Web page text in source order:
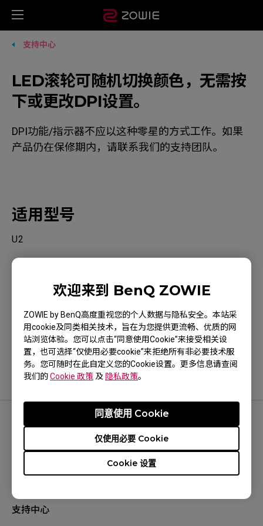
欢迎来到 BenQ ZOWIE
ZOWIE by BenQ高度重视您的个人数据与隐私安全。本站采
用cookie及同类相关技术，旨在为您提供更流畅、优质的网
站浏览体验。您可以点击“同意使用Cookie”来接受相关设
置，也可选择“仅使用必要cookie”来拒绝所有非必要技术服
务。您可随时在此自定义您的Cookie设置。更多信息请查阅
我们的Cookie 政策 及 隐私政策。
Cookie 设置
仅使用必要 Cookie
同意使用 Cookie
支持中心
LED滚轮可随机切换颜色，无需按
下或更改DPI设置。
DPI功能/指示器不应以这种零星的方式工作。如果
产品仍在保修期内，请联系我们的支持团队。
适用型号
U2
这是否有帮助？
是 否
追踪我们
支持中心